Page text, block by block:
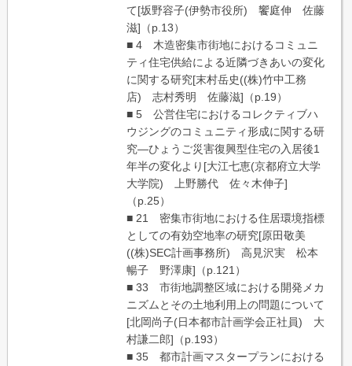
て[坂野容子(伊勢市役所) 饗庭伸 佐藤
滋]（p.13）
■ 4 木造密集市街地におけるコミュニ
ティ住宅供給による近隣づきあいの変化
に関する研究[末村岳史((株)竹中工務
店) 志村秀明 佐藤滋]（p.19）
■ 5 公営住宅におけるコレクティブハ
ウジングのコミュニティ形成に関する研
究―ひょうご災害復興型住宅の入居後1
年半の変化より[大江七恵(京都府立大学
大学院) 上野勝代 佐々木伸子]
（p.25）
■ 21 密集市街地における住居環境指標
としての有効空地率の研究[原田敬美
((株)SEC計画事務所) 高見沢実 松本
暢子 野澤康]（p.121）
■ 33 市街地調整区域における開発メカ
ニズムとその土地利用上の問題について
[北岡尚子(日本都市計画学会正社員) 大
村謙二郎]（p.193）
■ 35 都市計画マスタープランにおける